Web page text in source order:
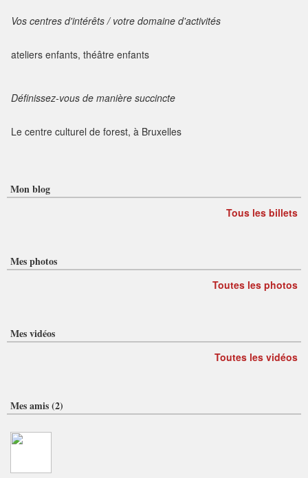
Vos centres d'intérêts / votre domaine d'activités
ateliers enfants, théâtre enfants
Définissez-vous de manière succincte
Le centre culturel de forest, à Bruxelles
Mon blog
Tous les billets
Mes photos
Toutes les photos
Mes vidéos
Toutes les vidéos
Mes amis (2)